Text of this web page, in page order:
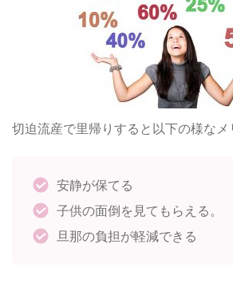
切迫流産で里帰りすると以下の様なメ
安静が保てる
子供の面倒を見てもらえる。
旦那の負担が軽減できる